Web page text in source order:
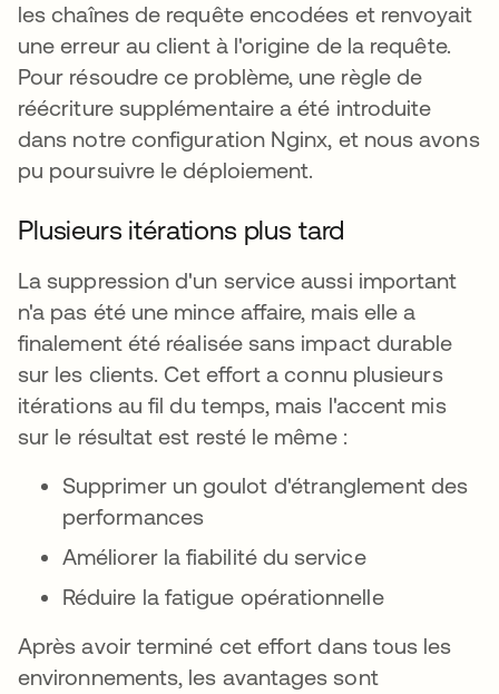
les chaînes de requête encodées et renvoyait
une erreur au client à l'origine de la requête.
Pour résoudre ce problème, une règle de
réécriture supplémentaire a été introduite
dans notre configuration Nginx, et nous avons
pu poursuivre le déploiement.
Plusieurs itérations plus tard
La suppression d'un service aussi important
n'a pas été une mince affaire, mais elle a
finalement été réalisée sans impact durable
sur les clients. Cet effort a connu plusieurs
itérations au fil du temps, mais l'accent mis
sur le résultat est resté le même :
Supprimer un goulot d'étranglement des
performances
Améliorer la fiabilité du service
Réduire la fatigue opérationnelle
Après avoir terminé cet effort dans tous les
environnements, les avantages sont